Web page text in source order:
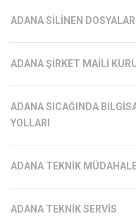
ADANA SILINEN
ADANA ŞIRKET MAILI
ADANA SICAĞINDA
YOLLARI
ADANA TEKNIK
ADANA TEKNIK SERVIS